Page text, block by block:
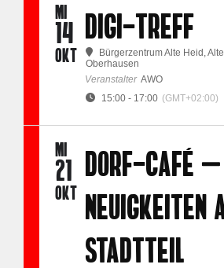
MI
14
OKT
DIGI-TREFF
Bürgerzentrum Alte Heid ,
Oberhausen
Veranstalter AWO
15:00 - 17:00 (GMT+02:00)
MI
21
OKT
DORF-CAFÉ –
NEUIGKEITEN
STADTTEIL